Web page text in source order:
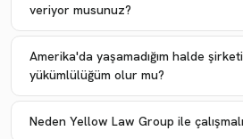
veriyor musunuz?
Amerika'da yaşamadığım halde
yükümlülüğüm olur mu?
Neden Yellow Law Group ile